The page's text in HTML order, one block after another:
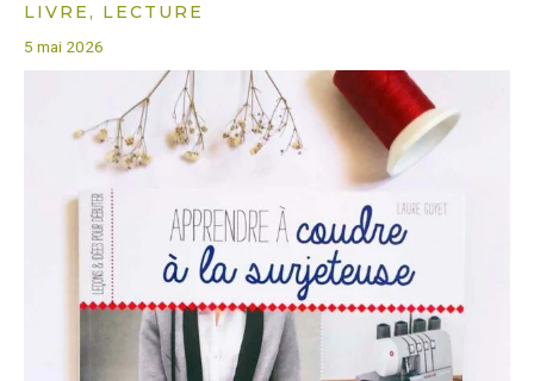
LIVRE, LECTURE
5 mai 2026